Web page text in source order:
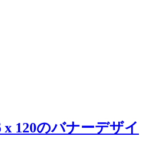
x 120のバナーデザイ